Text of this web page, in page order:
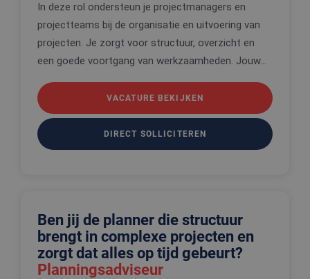
In deze rol ondersteun je projectmanagers en
projectteams bij de organisatie en uitvoering van
projecten. Je zorgt voor structuur, overzicht en
een goede voortgang van werkzaamheden. Jouw...
VACATURE BEKIJKEN
DIRECT SOLLICITEREN
Ben jij de planner die structuur
brengt in complexe projecten en
zorgt dat alles op tijd gebeurt?
Planningsadviseur